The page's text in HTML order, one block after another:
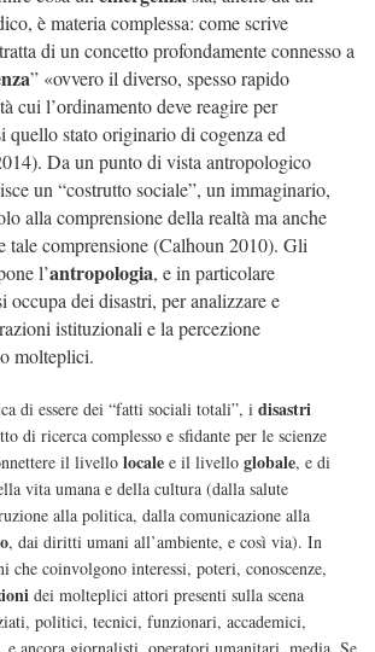
è materia complessa: come scrive
di un concetto profondamente connesso a
” «ovvero il diverso, spesso rapido
cui l’ordinamento deve reagire per
quello stato originario di cogenza ed
Da un punto di vista antropologico
un “costrutto sociale”, un immaginario,
alla comprensione della realtà ma anche
tale comprensione (Calhoun 2010). Gli
l’antropologia, e in particolare
occupa dei disastri, per analizzare e
istituzionali e la percezione
molteplici.
di essere dei “fatti sociali totali”, i disastri
di ricerca complesso e sfidante per le scienze
il livello locale e il livello globale, e di
vita umana e della cultura (dalla salute
alla politica, dalla comunicazione alla
, dai diritti umani all’ambiente, e così via). In
che coinvolgono interessi, poteri, conoscenze,
dei molteplici attori presenti sulla scena
politici, tecnici, funzionari, accademici,
e ancora giornalisti, operatori umanitari, media. Se